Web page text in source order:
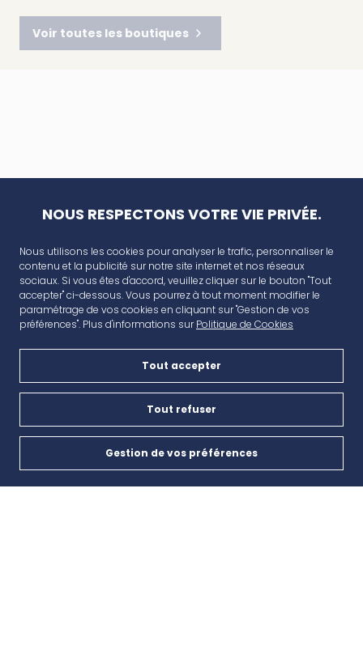
Voir toutes les boutiques
AVANT CAP
Plan de campagne, CD6, 13480 Cabriès
Nous contacter
04 42 46 65 35
NOUS RESPECTONS VOTRE VIE PRIVÉE.
Nous utilisons les cookies pour analyser le trafic, personnaliser le
contenu et la publicité sur notre site internet et nos réseaux
sociaux. Si vous êtes d'accord, veuillez cliquer sur le bouton "Tout
accepter" ci-dessous. Vous pourrez à tout moment modifier le
paramétrage de vos cookies en cliquant sur "Gestion de vos
préférences". Plus d'informations surPolitique de Cookies
Tout accepter
Tout refuser
Gestion de vos préférences